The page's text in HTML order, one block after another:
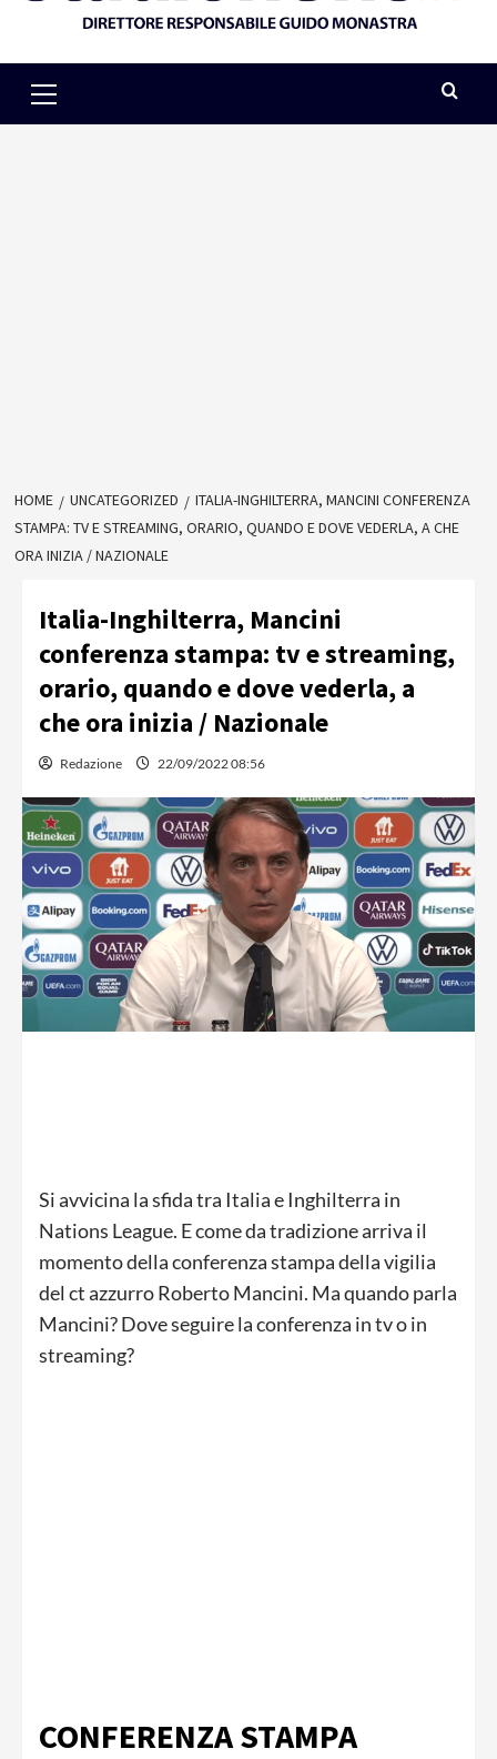
Menu
HOME UNCATEGORIZED
ITALIA-INGHILTERRA, MANCINI CONFERENZA
STAMPA: TV E STREAMING, ORARIO, QUANDO E DOVE VEDERLA, A CHE
ORA INIZIA / NAZIONALE
Italia-Inghilterra, Mancini
conferenza stampa: tv e streaming,
orario, quando e dove vederla, a
che ora inizia / Nazionale
Redazione 22/09/2022 08:56
Si avvicina la sfida tra Italia e Inghilterra in
Nations League. E come da tradizione arriva il
momento della conferenza stampa della vigilia
del ct azzurro Roberto Mancini. Ma quando parla
Mancini? Dove seguire la conferenza in tv o in
streaming?
CONFERENZA STAMPA